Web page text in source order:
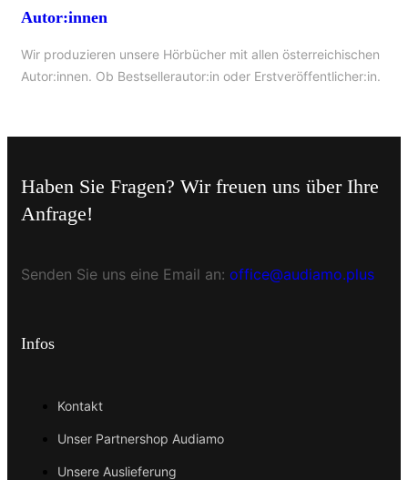
Autor:innen
Wir produzieren unsere Hörbücher mit allen österreichischen
Autor:innen. Ob Bestsellerautor:in oder Erstveröffentlicher:in.
Haben Sie Fragen? Wir freuen uns über Ihre
Anfrage!
Senden Sie uns eine Email an: office@audiamo.plus
Infos
Kontakt
Unser Partnershop Audiamo
Unsere Auslieferung